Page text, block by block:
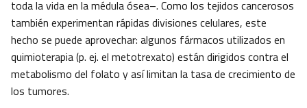
toda la vida en la médula ósea–. Como los tejidos cancerosos
también experimentan rápidas divisiones celulares, este
hecho se puede aprovechar: algunos fármacos utilizados en
quimioterapia (p. ej. el metotrexato) están dirigidos contra el
metabolismo del folato y así limitan la tasa de crecimiento de
los tumores.